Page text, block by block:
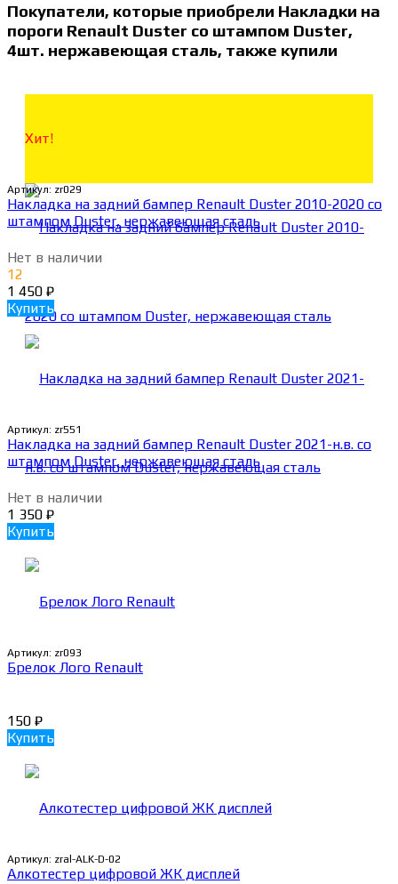
Покупатели, которые приобрели Накладки на
пороги Renault Duster со штампом Duster,
4шт. нержавеющая сталь, также купили
Хит!
Артикул: zr029
Накладка на задний бампер Renault Duster 2010-2020 со
штампом Duster, нержавеющая сталь
Нет в наличии
12
1 450 ₽
Купить
Артикул: zr551
Накладка на задний бампер Renault Duster 2021-н.в. со
штампом Duster, нержавеющая сталь
Нет в наличии
1 350 ₽
Купить
Артикул: zr093
Брелок Лого Renault
150 ₽
Купить
Артикул: zral-ALK-D-02
Алкотестер цифровой ЖК дисплей